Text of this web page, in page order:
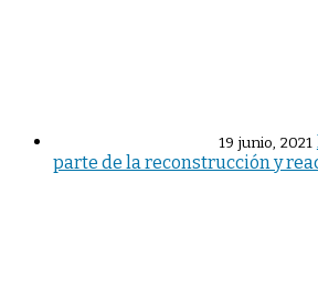
19 junio, 2021
parte de la reconstrucción y